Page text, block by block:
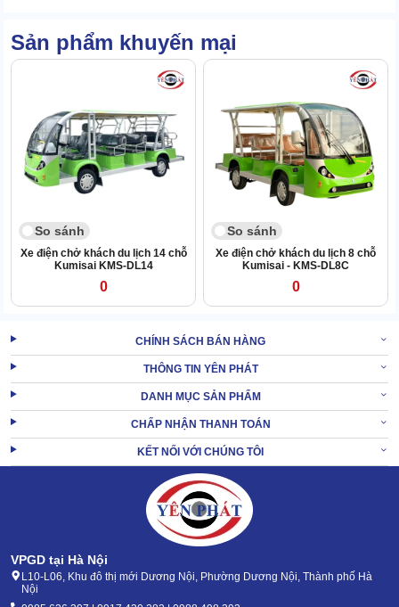
Sản phẩm khuyến mại
So sánh
Xe điện chở khách du lịch 14 chỗ
Kumisai KMS-DL14
0
So sánh
Xe điện chở khách du lịch 8 chỗ
Kumisai - KMS-DL8C
0
CHÍNH SÁCH BÁN HÀNG
THÔNG TIN YÊN PHÁT
DANH MỤC SẢN PHẨM
CHẤP NHẬN THANH TOÁN
KẾT NỐI VỚI CHÚNG TÔI
VPGD tại Hà Nội
L10-L06, Khu đô thị mới Dương Nội, Phường Dương Nội, Thành phố Hà
Nội